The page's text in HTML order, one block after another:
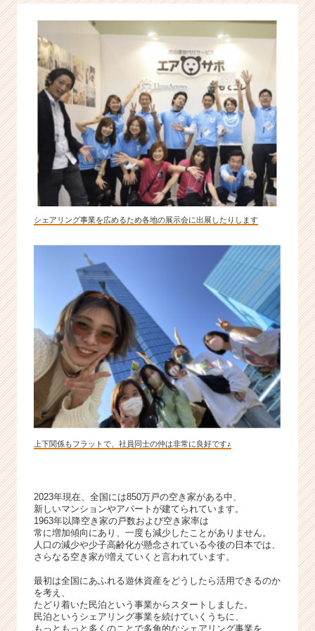
容
な
ど
多
角
化
展
開
|
ャ
ー・
成
長
企
業
か
ら
ス
カ
ウ
ト
就
活
イ
ト
チ
キ
ャ
シェアリング事業を広めるため各地の展示会に出展したりします
上下関係もフラットで、社員同士の仲は非常に良好です♪
2023年現在、全国には850万戸の空き家がある中、
新しいマンションやアパートが建てられています。
1963年以降空き家の戸数および空き家率は
常に増加傾向にあり、一度も減少したことがありません。
人口の減少や少子高齢化が懸念されている今後の日本では、
さらなる空き家が増えていくと言われています。
最初は全国にあふれる遊休資産をどうしたら活用できるのか
を考え、
たどり着いた民泊という事業からスタートしました。
民泊というシェアリング事業を続けていくうちに、
もっともっと多くのことで多角的なシェアリング事業を